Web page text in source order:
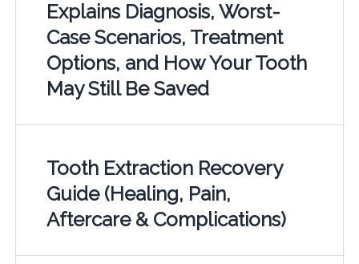
Explains Diagnosis, Worst-
Case Scenarios, Treatment
Options, and How Your Tooth
May Still Be Saved
Tooth Extraction Recovery
Guide (Healing, Pain,
Aftercare & Complications)